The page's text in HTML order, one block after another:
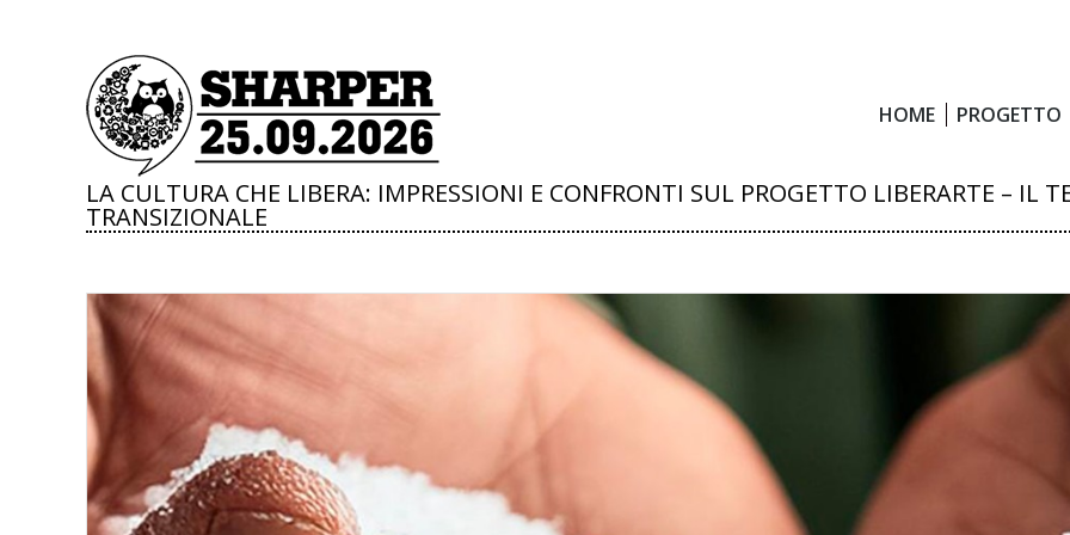
HOME PROGETTO
LA CULTURA CHE LIBERA: IMPRESSIONI E CONFRONTI SUL PROGETTO LIBERARTE – IL
TRANSIZIONALE